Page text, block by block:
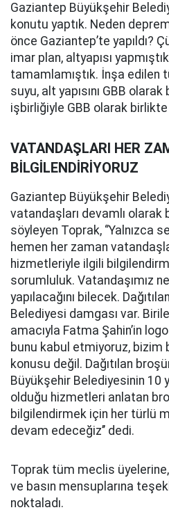
Gaziantep Büyükşehir
konutu yaptık. Neden
önce Gaziantep’te yapıldı?
imar plan, altyapısı
tamamlamıştık. İnşa edilen
suyu, alt yapısını GBB olarak
işbirliğiyle GBB olarak birlikte
VATANDAŞLARI HER
BİLGİLENDİRİYORUZ
Gaziantep Büyükşehir
vatandaşları devamlı olarak
söyleyen Toprak, ‘’Yalnızca
hemen her zaman
hizmetleriyle ilgili
sorumluluk. Vatandaşımız
yapılacağını bilecek.
Belediyesi damgası var.
amacıyla Fatma Şahin’in
bunu kabul etmiyoruz, bizim
konusu değil. Dağıtılan
Büyükşehir Belediyesinin 10
olduğu hizmetleri anlatan
bilgilendirmek için her türlü
devam edeceğiz’’ dedi.
Toprak tüm meclis
ve basın mensuplarına
noktaladı.